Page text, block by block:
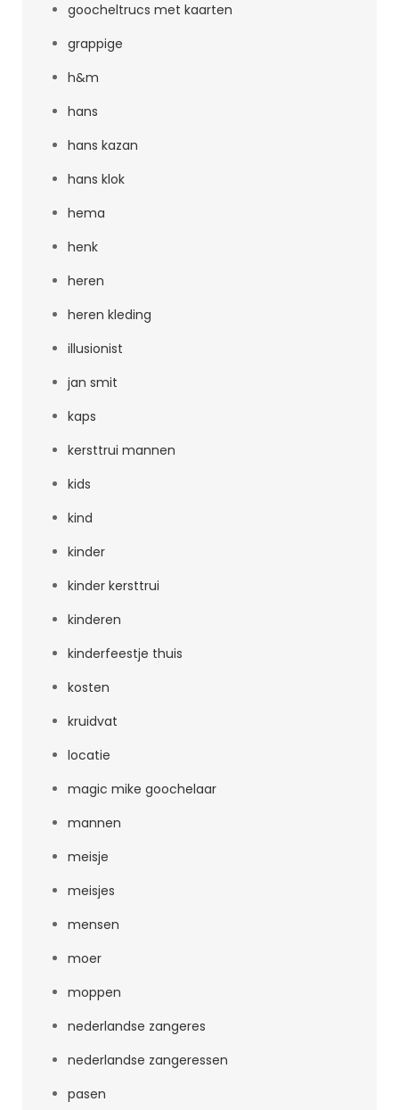
goocheltrucs met kaarten
grappige
h&m
hans
hans kazan
hans klok
hema
henk
heren
heren kleding
illusionist
jan smit
kaps
kersttrui mannen
kids
kind
kinder
kinder kersttrui
kinderen
kinderfeestje thuis
kosten
kruidvat
locatie
magic mike goochelaar
mannen
meisje
meisjes
mensen
moer
moppen
nederlandse zangeres
nederlandse zangeressen
pasen